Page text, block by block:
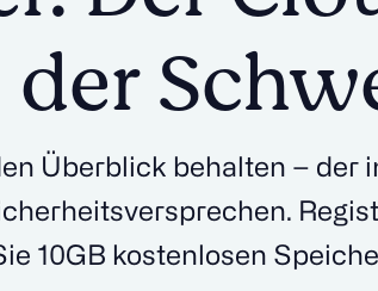
Überblick behalten – der
10GB kostenlosen